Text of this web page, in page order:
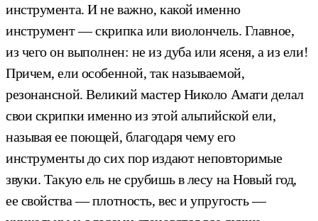
инструмента. И не важно, какой именно
инструмент — скрипка или виолончель. Главное,
из чего он выполнен: не из дуба или ясеня, а из ели!
Причем, ели особенной, так называемой,
резонансной. Великий мастер Николо Амати делал
свои скрипки именно из этой альпийской ели,
называя ее поющей, благодаря чему его
инструменты до сих пор издают неповторимые
звуки. Такую ель не срубишь в лесу на Новый год,
ее свойства — плотность, вес и упругость —